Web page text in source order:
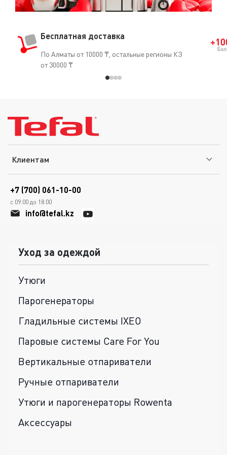
Бесплатная доставка
По Алматы от 10000 ₸, остальные регионы КЗ
от 30000 ₸
Клиентам
+7 (700) 061-10-00
с 09.00 до 18.00
info@tefal.kz
Уход за одеждой
Утюги
Парогенераторы
Гладильные системы IXEO
Паровые системы Care For You
Вертикальные отпариватели
Ручные отпариватели
Утюги и парогенераторы Rowenta
Аксессуары